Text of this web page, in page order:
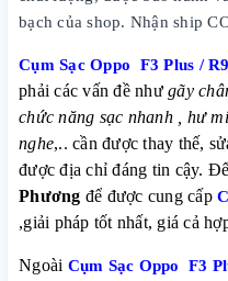
bạch của shop. Nhận ship
Cụm Sạc Oppo F3 Plus /
phải các vấn đề như gãy
chức năng sạc nhanh , hư
nghe,.. cần được thay thế,
được địa chỉ đáng tin cậy.
Phương để được cung cấp
,giải pháp tốt nhất, giá cả
Ngoài Cụm Sạc Oppo F3